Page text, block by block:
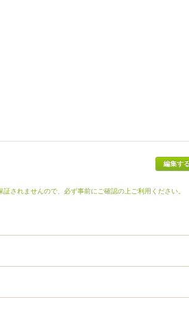
されませんので、必ず事前にご確認の上ご利用ください。